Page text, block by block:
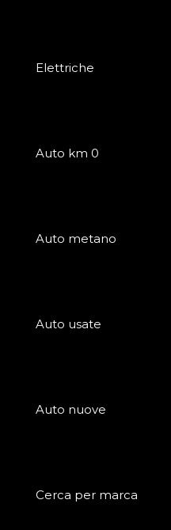
Elettriche
Auto km 0
Auto metano
Auto usate
Auto nuove
Cerca per marca